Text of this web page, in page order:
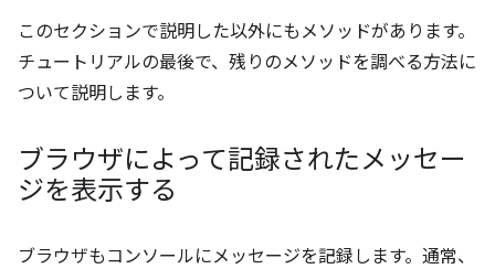
このセクションで説明した以外にもメソッドがあります。
チュートリアルの最後で、残りのメソッドを調べる方法に
ついて説明します。
ブラウザによって記録されたメッセー
ジを表示する
ブラウザもコンソールにメッセージを記録します。通常、